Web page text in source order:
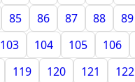
85 86 87 88 89
103 104 105 106
119 120 121 122